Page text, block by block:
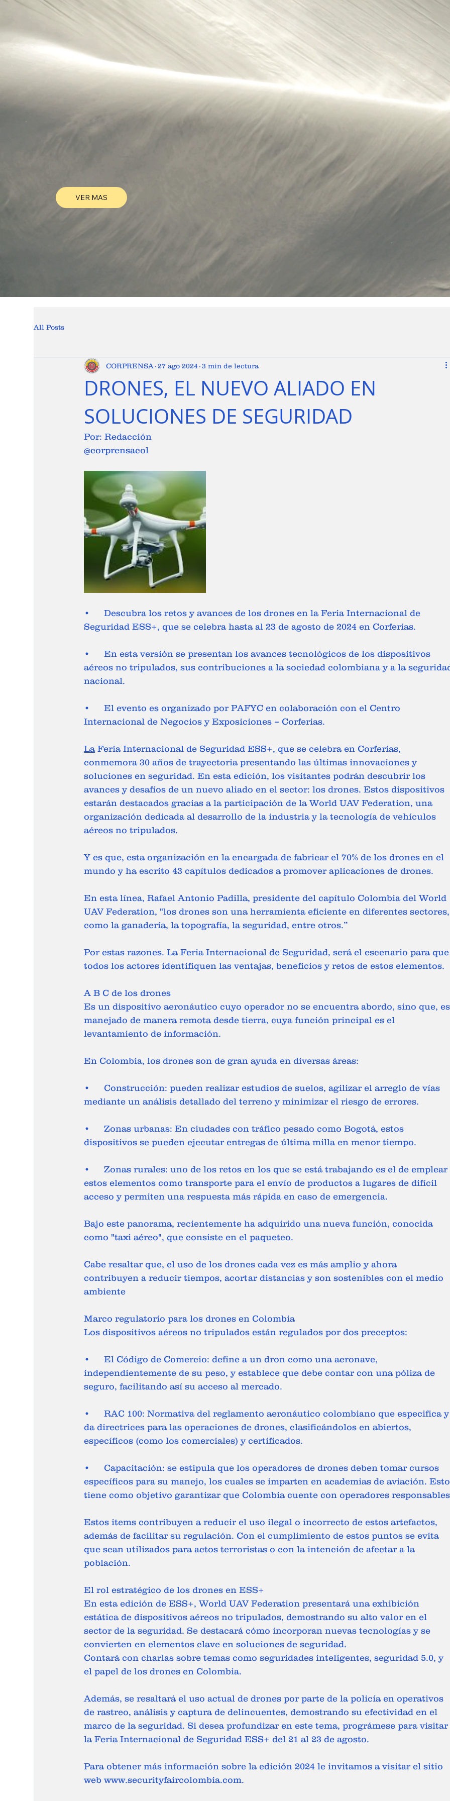
VER MAS
All Posts
DRONES, EL NUEVO ALIADO EN
SOLUCIONES DE SEGURIDAD
CORPRENSA 27 ago 2024 3 min de lectura
Por: Redacción
@corprensacol
•	Descubra los retos y avances de los drones en la Feria Internacional de
Seguridad ESS+, que se celebra hasta al 23 de agosto de 2024 en Corferias.
•	En esta versión se presentan los avances tecnológicos de los dispositivos
aéreos no tripulados, sus contribuciones a la sociedad colombiana y a la
nacional.
•	El evento es organizado por PAFYC en colaboración con el Centro
Internacional de Negocios y Exposiciones – Corferias.
La Feria Internacional de Seguridad ESS+, que se celebra en Corferias,
conmemora 30 años de trayectoria presentando las últimas innovaciones y
soluciones en seguridad. En esta edición, los visitantes podrán descubrir los
avances y desafíos de un nuevo aliado en el sector: los drones. Estos dispositivos
estarán destacados gracias a la participación de la World UAV Federation, una
organización dedicada al desarrollo de la industria y la tecnología de vehículos
aéreos no tripulados.
Y es que, esta organización en la encargada de fabricar el 70% de los drones en el
mundo y ha escrito 43 capítulos dedicados a promover aplicaciones de drones.
En esta línea, Rafael Antonio Padilla, presidente del capítulo Colombia del World
UAV Federation, "los drones son una herramienta eficiente en diferentes
como la ganadería, la topografía, la seguridad, entre otros.”
Por estas razones. La Feria Internacional de Seguridad, será el escenario para
todos los actores identifiquen las ventajas, beneficios y retos de estos elementos.
A B C de los drones
Es un dispositivo aeronáutico cuyo operador no se encuentra abordo, sino que,
manejado de manera remota desde tierra, cuya función principal es el
levantamiento de información.
En Colombia, los drones son de gran ayuda en diversas áreas:
•	Construcción: pueden realizar estudios de suelos, agilizar el arreglo de vías
mediante un análisis detallado del terreno y minimizar el riesgo de errores.
•	Zonas urbanas: En ciudades con tráfico pesado como Bogotá, estos
dispositivos se pueden ejecutar entregas de última milla en menor tiempo.
•	Zonas rurales: uno de los retos en los que se está trabajando es el de emplear
estos elementos como transporte para el envío de productos a lugares de difícil
acceso y permiten una respuesta más rápida en caso de emergencia.
Bajo este panorama, recientemente ha adquirido una nueva función, conocida
como "taxi aéreo", que consiste en el paqueteo.
Cabe resaltar que, el uso de los drones cada vez es más amplio y ahora
contribuyen a reducir tiempos, acortar distancias y son sostenibles con el medio
ambiente
Marco regulatorio para los drones en Colombia
Los dispositivos aéreos no tripulados están regulados por dos preceptos:
•	El Código de Comercio: define a un dron como una aeronave,
independientemente de su peso, y establece que debe contar con una póliza de
seguro, facilitando así su acceso al mercado.
•	RAC 100: Normativa del reglamento aeronáutico colombiano que especifica y
da directrices para las operaciones de drones, clasificándolos en abiertos,
específicos (como los comerciales) y certificados.
•	Capacitación: se estipula que los operadores de drones deben tomar cursos
específicos para su manejo, los cuales se imparten en academias de aviación.
tiene como objetivo garantizar que Colombia cuente con operadores
Estos items contribuyen a reducir el uso ilegal o incorrecto de estos artefactos,
además de facilitar su regulación. Con el cumplimiento de estos puntos se evita
que sean utilizados para actos terroristas o con la intención de afectar a la
población.
El rol estratégico de los drones en ESS+
En esta edición de ESS+, World UAV Federation presentará una exhibición
estática de dispositivos aéreos no tripulados, demostrando su alto valor en el
sector de la seguridad. Se destacará cómo incorporan nuevas tecnologías y se
convierten en elementos clave en soluciones de seguridad.
Contará con charlas sobre temas como seguridades inteligentes, seguridad 5.0, y
el papel de los drones en Colombia.
Además, se resaltará el uso actual de drones por parte de la policía en operativos
de rastreo, análisis y captura de delincuentes, demostrando su efectividad en el
marco de la seguridad. Si desea profundizar en este tema, prográmese para
la Feria Internacional de Seguridad ESS+ del 21 al 23 de agosto.
Para obtener más información sobre la edición 2024 le invitamos a visitar el sitio
web www.securityfaircolombia.com.